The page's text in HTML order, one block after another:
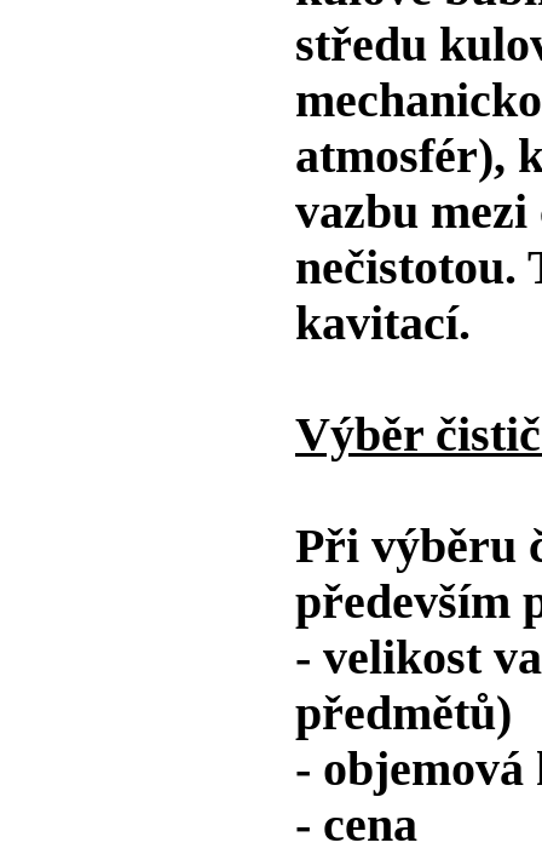
středu
atmosfér),
vazbu
nečistotou.
kavitací.
Výběr
Při výběru
především
- velikost
předmětů)
- objemová
- cena